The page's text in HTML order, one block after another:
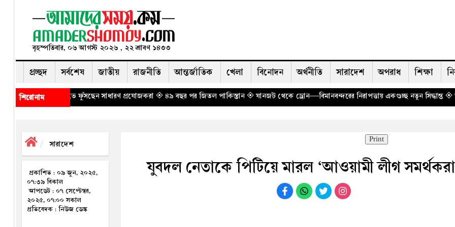
বৃহস্পতিবার, ০৬ আগস্ট ২০২৬ , ২২ শ্রাবণ ১৪৩৩
প্রচ্ছদ সর্বশেষ জাতীয় রাজনীতি আন্তর্জাতিক খেলা বিনোদন অর্থনীতি সারাদেশ অপরাধ শিক্ষা
শিরোনাম
ফুঁসছেন সাধারণ প্রযোজকরা◈ ৪৯ বছর পর জিতল পাকিস্তান◈ যানজট থেকে ড্রোন—বিমানবন্দরের নিরাপত্তায় একগুচ্ছ নতুন সিদ্ধান্ত◈ ভারত আওয়ামী লীগকে
সারাদেশ
প্রকাশিত : ০৯ জুন, ২০২৫,
০৭:৩৯ বিকাল
আপডেট : ০৭ সেপ্টেম্বর,
২০২৫, ০৭:০০ সকাল
প্রতিবেদক : নিউজ ডেস্ক
Print
যুবদল নেতাকে পিটিয়ে মারল ‘আওয়ামী লীগ